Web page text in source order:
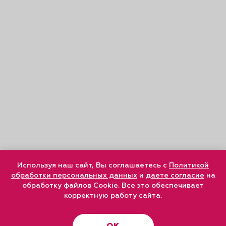
Используя наш сайт, Вы соглашаетесь с Политикой
обработки персональных данныхи даете согласие на
обработку файлов Cookie. Все это обеспечивает
корректную работу сайта.